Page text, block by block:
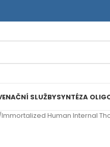
SLUŽBYSYNTÉZA
Immortalized Human Internal